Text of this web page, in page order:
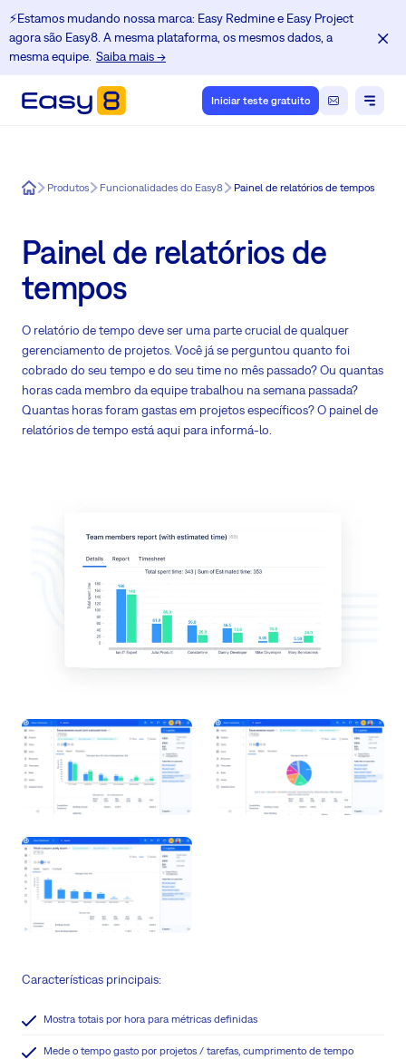
⚡️Estamos mudando nossa marca: Easy Redmine e Easy Project
agora são Easy8. A mesma plataforma, os mesmos dados, a
mesma equipe. Saiba mais →
Iniciar teste gratuito
Easy8Produtos Funcionalidades do Easy8 Painel de relatórios de tempos
Painel de relatórios de
tempos
O relatório de tempo deve ser uma parte crucial de qualquer
gerenciamento de projetos. Você já se perguntou quanto foi
cobrado do seu tempo e do seu time no mês passado? Ou quantas
horas cada membro da equipe trabalhou na semana passada?
Quantas horas foram gastas em projetos específicos? O painel de
relatórios de tempo está aqui para informá-lo.
Características principais:
Mostra totais por hora para métricas definidas
Mede o tempo gasto por projetos / tarefas, cumprimento de tempo